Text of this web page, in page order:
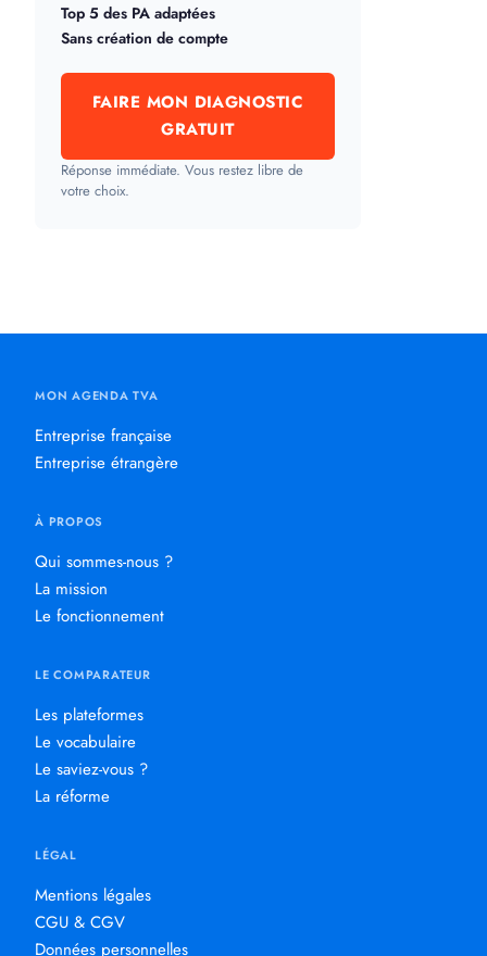
Top 5 des PA adaptées
Sans création de compte
FAIRE MON DIAGNOSTIC
GRATUIT
Réponse immédiate. Vous restez libre de
votre choix.
MON AGENDA TVA
Entreprise française
Entreprise étrangère
À PROPOS
Qui sommes-nous ?
La mission
Le fonctionnement
LE COMPARATEUR
Les plateformes
Le vocabulaire
Le saviez-vous ?
La réforme
LÉGAL
Mentions légales
CGU & CGV
Données personnelles